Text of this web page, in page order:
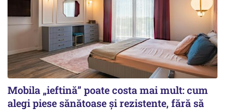
Mobila „ieftină” poate costa mai mult: cum
alegi piese sănătoase și rezistente, fără să